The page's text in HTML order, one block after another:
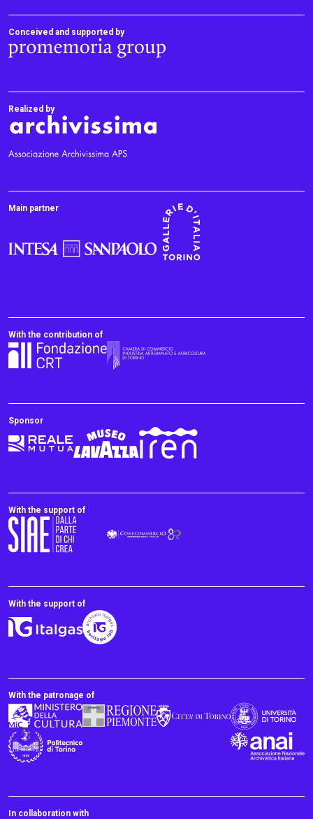
Conceived and supported by
Realized by
Main partner
With the contribution of
Sponsor
With the support of
With the support of
With the patronage of
In collaboration with